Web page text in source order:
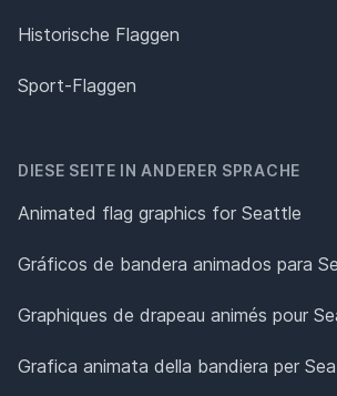
Historische Flaggen
Sport-Flaggen
DIESE SEITE IN ANDERER SPRACHE
Animated flag graphics for Seattle
Gráficos de bandera animados para
Graphiques de drapeau animés pour
Grafica animata della bandiera per